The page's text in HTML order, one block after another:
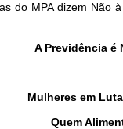
do MPA dizem Não
A Previdência é
Mulheres em
Quem